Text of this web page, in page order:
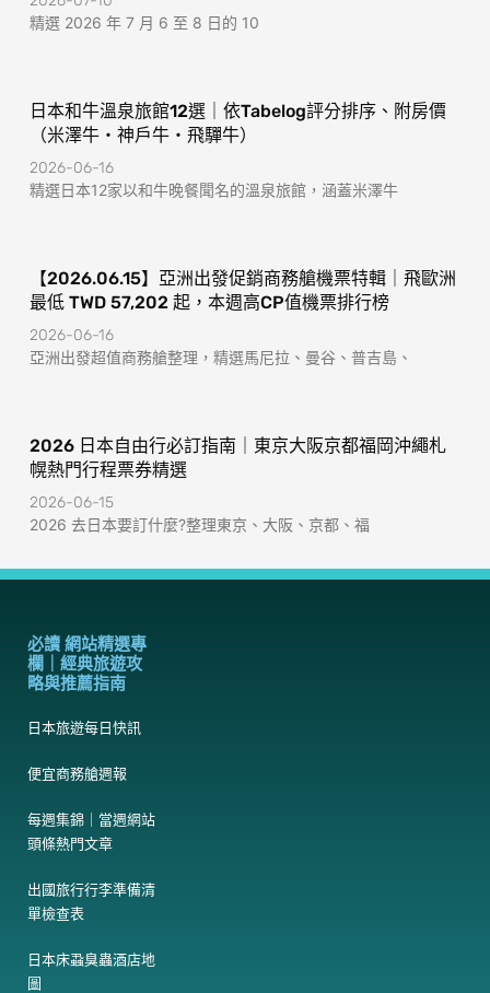
精選 2026 年 7 月 6 至 8 日的 10
日本和牛溫泉旅館12選｜依Tabelog評分排序、附房價
（米澤牛・神戶牛・飛驒牛）
2026-06-16
精選日本12家以和牛晚餐聞名的溫泉旅館，涵蓋米澤牛
【2026.06.15】亞洲出發促銷商務艙機票特輯｜飛歐洲
最低 TWD 57,202 起，本週高CP值機票排行榜
2026-06-16
亞洲出發超值商務艙整理，精選馬尼拉、曼谷、普吉島、
2026 日本自由行必訂指南｜東京大阪京都福岡沖繩札
幌熱門行程票券精選
2026-06-15
2026 去日本要訂什麼?整理東京、大阪、京都、福
必讀 網站精選專
欄｜經典旅遊攻
略與推薦指南
日本旅遊每日快訊
便宜商務艙週報
每週集錦｜當週網站
頭條熱門文章
出國旅行行李準備清
單檢查表
日本床蝨臭蟲酒店地
圖